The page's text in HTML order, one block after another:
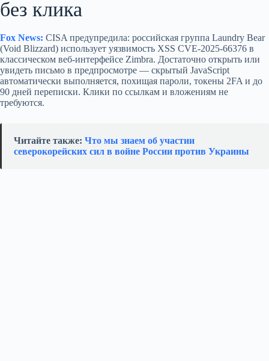
без клика
Fox News: CISA предупредила: российская группа Laundry Bear
(Void Blizzard) использует уязвимость XSS CVE-2025-66376 в
классическом веб‑интерфейсе Zimbra. Достаточно открыть или
увидеть письмо в предпросмотре — скрытый JavaScript
автоматически выполняется, похищая пароли, токены 2FA и до
90 дней переписки. Клики по ссылкам и вложениям не
требуются.
Читайте также: Что мы знаем об участии
северокорейских сил в войне России против Украины